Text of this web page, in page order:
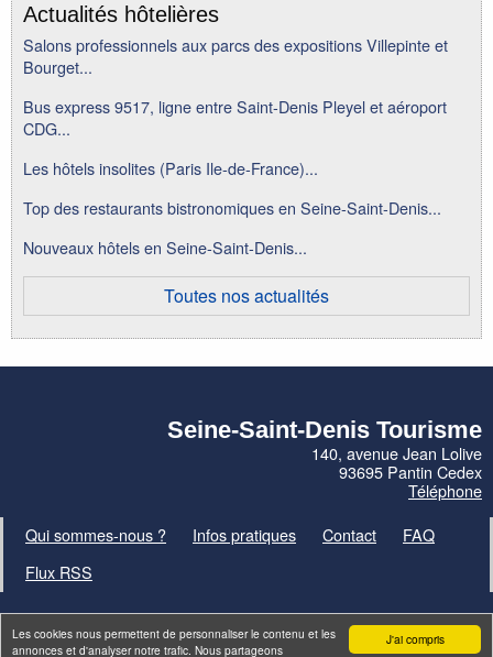
J'ai compris
Les cookies nous permettent de personnaliser le contenu et les
annonces et d'analyser notre trafic. Nous partageons
Actualités hôtelières
Salons professionnels aux parcs des expositions Villepinte et
Bourget...
Bus express 9517, ligne entre Saint-Denis Pleyel et aéroport
CDG...
Les hôtels insolites (Paris Ile-de-France)...
Top des restaurants bistronomiques en Seine-Saint-Denis...
Nouveaux hôtels en Seine-Saint-Denis...
Toutes nos actualités
Seine-Saint-Denis Tourisme
140, avenue Jean Lolive
93695 Pantin Cedex
Téléphone
Qui sommes-nous ?
Infos pratiques Contact
FAQ
Flux RSS